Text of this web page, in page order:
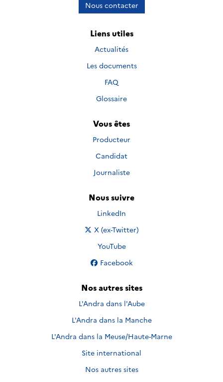
Nous contacter
Liens utiles
Actualités
Les documents
FAQ
Glossaire
Vous êtes
Producteur
Candidat
Journaliste
Nous suivre
Nous suivre sur
LinkedIn
Nous suivre sur
X (ex-Twitter)
Nous suivre sur
YouTube
Nous suivre sur
Facebook
Nos autres sites
L'Andra dans l'Aube
L'Andra dans la Manche
L'Andra dans la Meuse/Haute-Marne
Site international
Nos autres sites